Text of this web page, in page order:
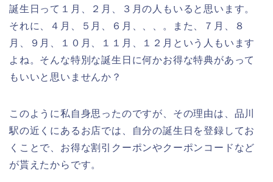
誕生日って１月、２月、３月の人もいると思います。
それに、４月、５月、６月、、、。また、７月、８
月、９月、１０月、１１月、１２月という人もいます
よね。そんな特別な誕生日に何かお得な特典があって
もいいと思いませんか？
このように私自身思ったのですが、その理由は、品川
駅の近くにあるお店では、自分の誕生日を登録してお
くことで、お得な割引クーポンやクーポンコードなど
が貰えたからです。